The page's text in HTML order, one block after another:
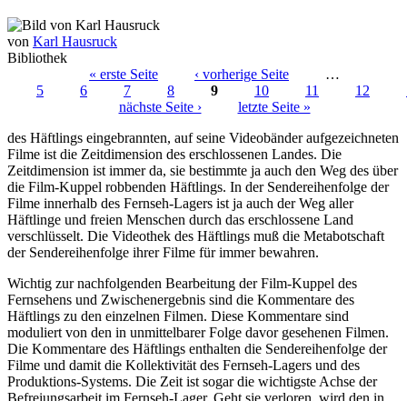
von Karl Hausruck
Bibliothek
Seiten
« erste Seite ‹ vorherige Seite
…
5
6 7 8 9 10 11 12
nächste Seite ›
letzte Seite »
des Häftlings eingebrannten, auf seine Videobänder aufgezeichneten
Filme ist die Zeitdimension des erschlossenen Landes. Die
Zeitdimension ist immer da, sie bestimmte ja auch den Weg des über
die Film-Kuppel robbenden Häftlings. In der Sendereihenfolge der
Filme innerhalb des Fernseh-Lagers ist ja auch der Weg aller
Häftlinge und freien Menschen durch das erschlossene Land
verschlüsselt. Die Videothek des Häftlings muß die Metabotschaft
der Sendereihenfolge ihrer Filme für immer bewahren.
Wichtig zur nachfolgenden Bearbeitung der Film-Kuppel des
Fernsehens und Zwischenergebnis sind die Kommentare des
Häftlings zu den einzelnen Filmen. Diese Kommentare sind
moduliert von den in unmittelbarer Folge davor gesehenen Filmen.
Die Kommentare des Häftlings enthalten die Sendereihenfolge der
Filme und damit die Kollektivität des Fernseh-Lagers und des
Produktions-Systems. Die Zeit ist sogar die wichtigste Achse der